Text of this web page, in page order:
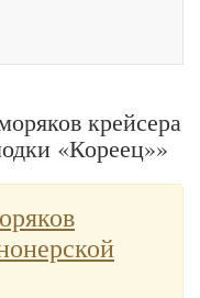
крейсера
«Кореец»»